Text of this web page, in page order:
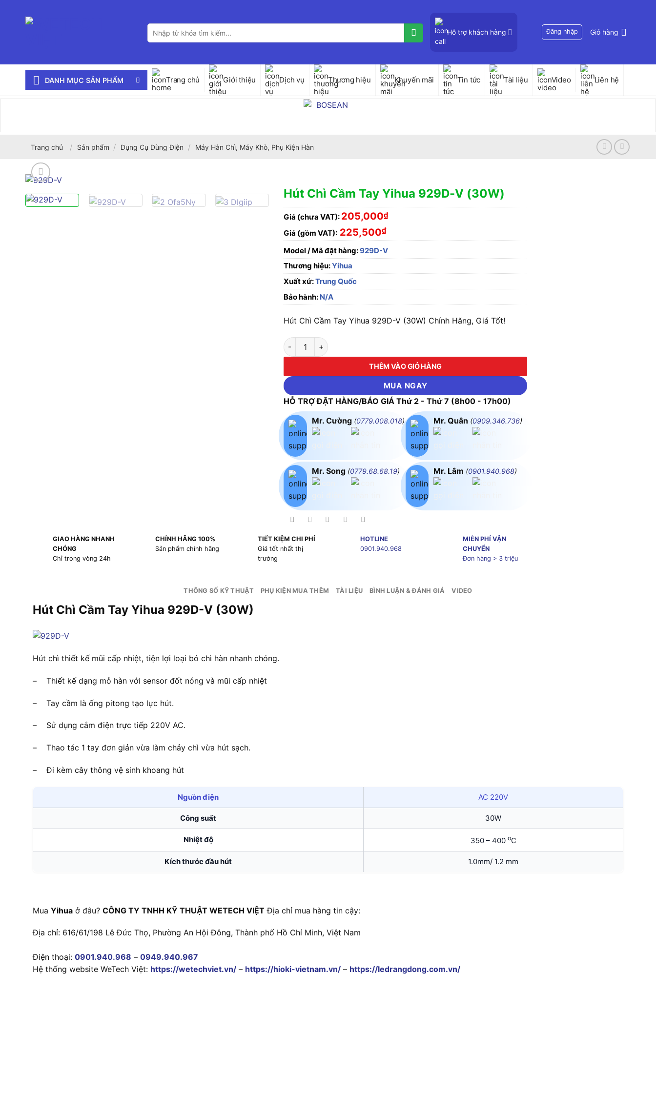
Tìm
kiếm:
Hỗ trợ khách hàng Đăng nhập Giỏ hàng
DANH MỤC SẢN PHẨM Trang chủ Giới thiệu Dịch vụ Thương hiệu Khuyến mãi Tin tức Tài liệu Video Liên hệ
Trang chủ / Sản phẩm / Dụng Cụ Dùng Điện / Máy Hàn Chì, Máy Khò, Phụ Kiện Hàn
Hút Chì Cầm Tay Yihua 929D-V (30W)
Giá (chưa VAT): 205,000₫
Giá (gồm VAT): 225,500₫
Model / Mã đặt hàng:929D-V
Thương hiệu:Yihua
Xuất xứ:Trung Quốc
Bảo hành: N/A
Hút Chì Cầm Tay Yihua 929D-V (30W) Chính Hãng, Giá Tốt!
Hút Chì Cầm Tay Yihua 929D-V (30W) số lượng
THÊM VÀO GIỎ HÀNG
MUA NGAY
HỖ TRỢ ĐẶT HÀNG/BÁO GIÁ Thứ 2 - Thứ 7 (8h00 - 17h00)
Mr. Cường (0779.008.018)
Mr. Song (0779.68.68.19)
Mr. Quân (0909.346.736)
Mr. Lâm (0901.940.968)
GIAO HÀNG NHANH
CHÓNG
Chỉ trong vòng 24h
CHÍNH HÃNG 100%
Sản phẩm chính hãng
TIẾT KIỆM CHI PHÍ
Giá tốt nhất thị
trường
HOTLINE
0901.940.968
MIỄN PHÍ VẬN
CHUYỂN
Đơn hàng > 3 triệu
THÔNG SỐ KỸ THUẬT PHỤ KIỆN MUA THÊM TÀI LIỆU BÌNH LUẬN & ĐÁNH GIÁ VIDEO
Hút Chì Cầm Tay Yihua 929D-V (30W)
Hút chì thiết kế mũi cấp nhiệt, tiện lợi loại bỏ chì hàn nhanh chóng.
– Thiết kế dạng mỏ hàn với sensor đốt nóng và mũi cấp nhiệt
– Tay cầm là ống pitong tạo lực hút.
– Sử dụng cắm điện trực tiếp 220V AC.
– Thao tác 1 tay đơn giản vừa làm chảy chì vừa hút sạch.
– Đi kèm cây thông vệ sinh khoang hút
Nguồn điện AC 220V
Công suất 30W
Nhiệt độ 350 – 400 oC
Kích thước đầu hút 1.0mm/ 1.2 mm
Mua Yihua ở đâu? CÔNG TY TNHH KỸ THUẬT WETECH VIỆT Địa chỉ mua hàng tin cậy:
Địa chỉ: 616/61/198 Lê Đức Thọ, Phường An Hội Đông, Thành phố Hồ Chí Minh, Việt Nam
Điện thoại: 0901.940.968 – 0949.940.967
Hệ thống website WeTech Việt: https://wetechviet.vn/ – https://hioki-vietnam.vn/ – https://ledrangdong.com.vn/